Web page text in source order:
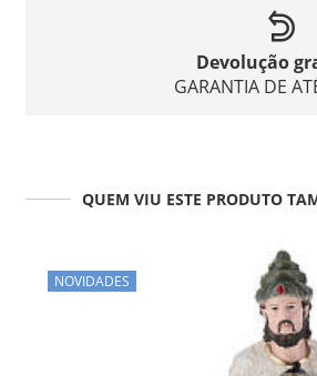
Devolução
GARANTIA DE
QUEM VIU ESTE PRODUTO
NOVIDADES